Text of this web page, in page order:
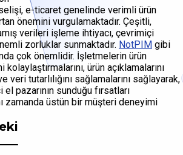
e-ticaret genelinde verimli ürün
önemini vurgulamaktadır. Çeşitli,
verileri işleme ihtiyacı, çevrimiçi
zorluklar sunmaktadır. NotPIM gibi
çok önemlidir. İşletmelerin ürün
ürün açıklamalarını
tutarlılığını sağlamalarını sağlayarak,
pazarının sunduğu fırsatları
zamanda üstün bir müşteri deneyimi